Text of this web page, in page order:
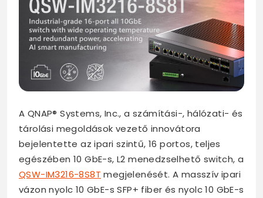
A QNAP® Systems, Inc., a számítási-, hálózati- és
tárolási megoldások vezető innovátora
bejelentette az ipari szintű, 16 portos, teljes
egészében 10 GbE-s, L2 menedzselhető switch, a
QSW-IM3216-8S8T megjelenését. A masszív ipari
vázon nyolc 10 GbE-s SFP+ fiber és nyolc 10 GbE-s